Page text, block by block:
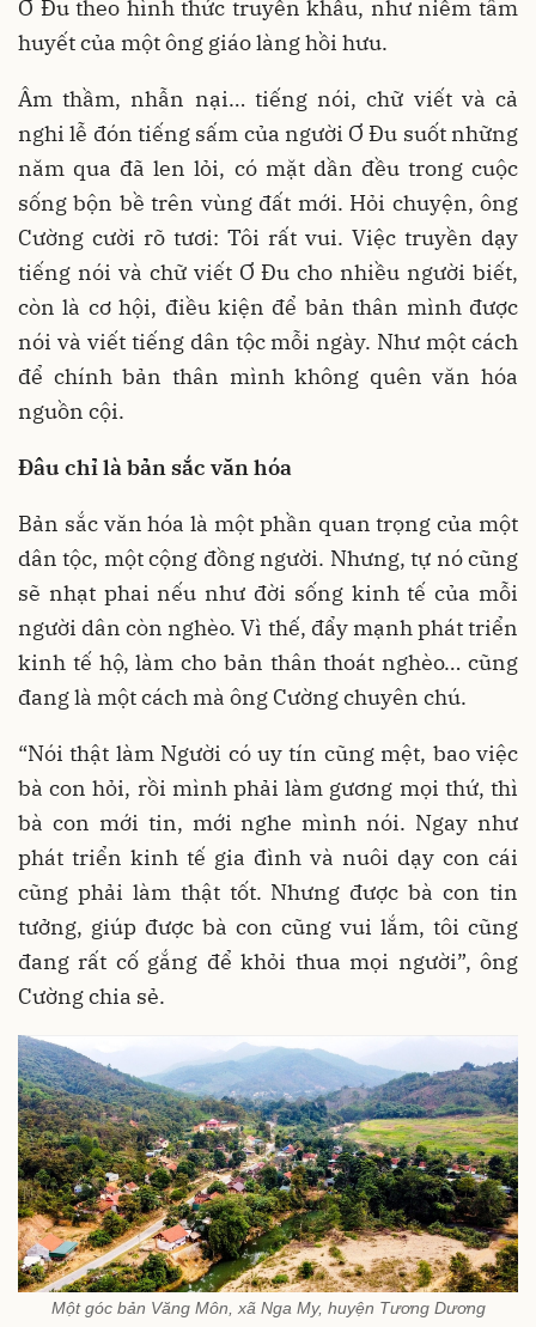
Ơ Đu theo hình thức truyền khẩu, như niềm tâm
huyết của một ông giáo làng hồi hưu.
Âm thầm, nhẫn nại… tiếng nói, chữ viết và cả
nghi lễ đón tiếng sấm của người Ơ Đu suốt những
năm qua đã len lỏi, có mặt dần đều trong cuộc
sống bộn bề trên vùng đất mới. Hỏi chuyện, ông
Cường cười rõ tươi: Tôi rất vui. Việc truyền dạy
tiếng nói và chữ viết Ơ Đu cho nhiều người biết,
còn là cơ hội, điều kiện để bản thân mình được
nói và viết tiếng dân tộc mỗi ngày. Như một cách
để chính bản thân mình không quên văn hóa
nguồn cội.
Đâu chỉ là bản sắc văn hóa
Bản sắc văn hóa là một phần quan trọng của một
dân tộc, một cộng đồng người. Nhưng, tự nó cũng
sẽ nhạt phai nếu như đời sống kinh tế của mỗi
người dân còn nghèo. Vì thế, đẩy mạnh phát triển
kinh tế hộ, làm cho bản thân thoát nghèo… cũng
đang là một cách mà ông Cường chuyên chú.
“Nói thật làm Người có uy tín cũng mệt, bao việc
bà con hỏi, rồi mình phải làm gương mọi thứ, thì
bà con mới tin, mới nghe mình nói. Ngay như
phát triển kinh tế gia đình và nuôi dạy con cái
cũng phải làm thật tốt. Nhưng được bà con tin
tưởng, giúp được bà con cũng vui lắm, tôi cũng
đang rất cố gắng để khỏi thua mọi người”, ông
Cường chia sẻ.
Một góc bản Văng Môn, xã Nga My, huyện Tương Dương